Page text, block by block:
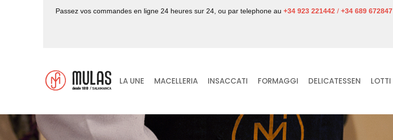
Passez vos commandes en ligne 24 heures sur 24, ou par telephone au +34 923 221442 / +34 689 672847
LA UNE MACELLERIA INSACCATI FORMAGGI DELICATESSEN LOTTI